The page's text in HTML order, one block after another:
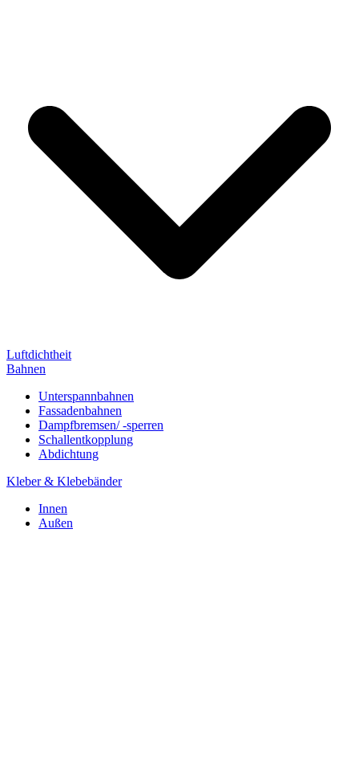
Luftdichtheit
Bahnen
Unterspannbahnen
Fassadenbahnen
Dampfbremsen/ -sperren
Schallentkopplung
Abdichtung
Kleber & Klebebänder
Innen
Außen